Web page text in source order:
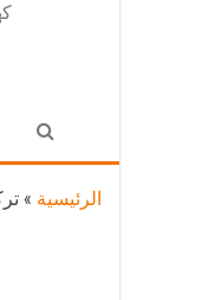
الرئيسية »